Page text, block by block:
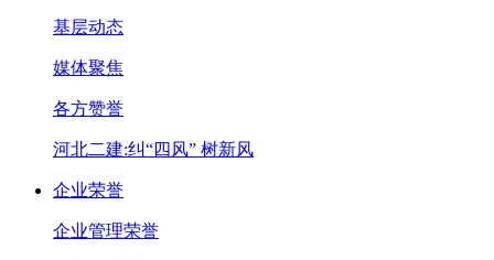
基层动态
媒体聚焦
各方赞誉
河北二建:纠“四风” 树新风
企业荣誉
企业管理荣誉